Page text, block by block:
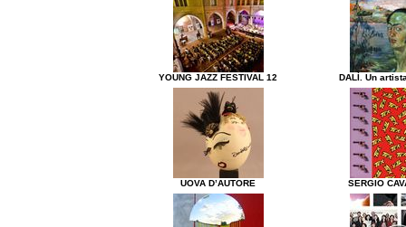
YOUNG JAZZ FESTIVAL 12 DALÌ. Un
UOVA D’AUTORE SERGIO